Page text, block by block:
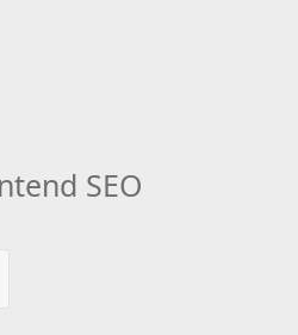
SEO